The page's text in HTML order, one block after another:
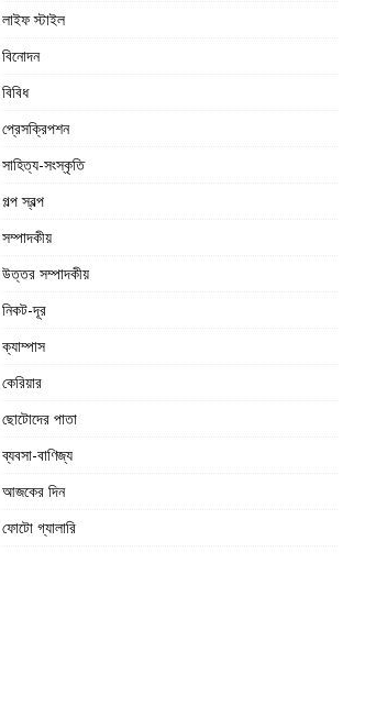
লাইফ স্টাইল
বিনোদন
বিবিধ
প্রেসক্রিপশন
সাহিত্য-সংস্কৃতি
গল্প স্বল্প
সম্পাদকীয়
উত্তর সম্পাদকীয়
নিকট-দূর
ক্যাম্পাস
কেরিয়ার
ছোটোদের পাতা
ব্যবসা-বাণিজ্য
আজকের দিন
ফোটো গ্যালারি